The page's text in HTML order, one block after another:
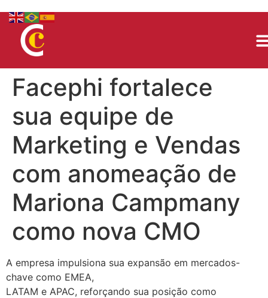
Facephi fortalece
sua equipe de
Marketing e Vendas
com anomeação de
Mariona Campmany
como nova CMO
A empresa impulsiona sua expansão em mercados-
chave como EMEA,
LATAM e APAC, reforçando sua posição como